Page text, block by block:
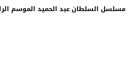
مسلسل السلطان عبد الحميد الموسم